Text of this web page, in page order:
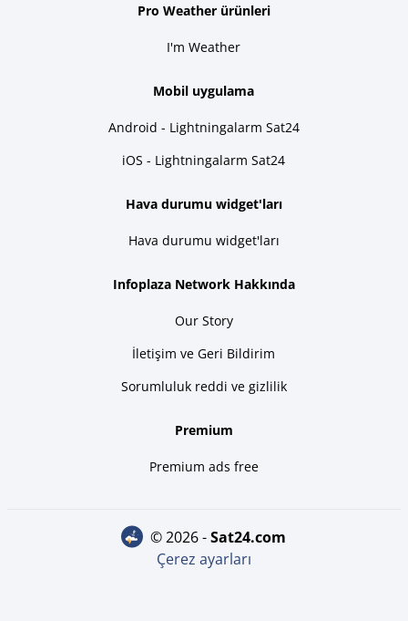
Pro Weather ürünleri
I'm Weather
Mobil uygulama
Android - Lightningalarm Sat24
iOS - Lightningalarm Sat24
Hava durumu widget'ları
Hava durumu widget'ları
Infoplaza Network Hakkında
Our Story
İletişim ve Geri Bildirim
Sorumluluk reddi ve gizlilik
Premium
Premium ads free
© 2026 - sat24.com
Çerez ayarları